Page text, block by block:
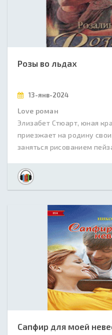
Розы во льдах
13-янв-2024
Love роман
Элизабет Стюарт, юная
приезжает на родину
заняться рисованием
Сапфир для моей